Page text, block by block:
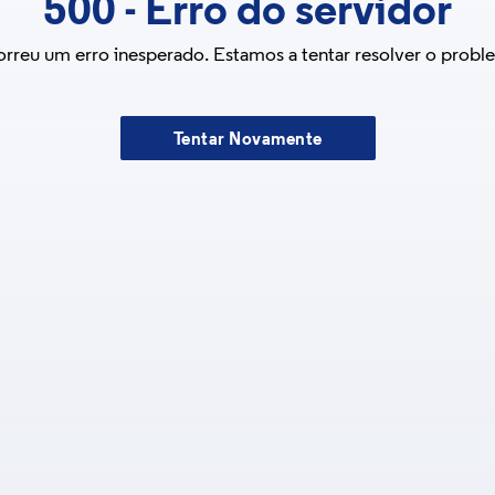
500 - Erro do servidor
um erro inesperado. Estamos a tentar resolver o
Tentar Novamente